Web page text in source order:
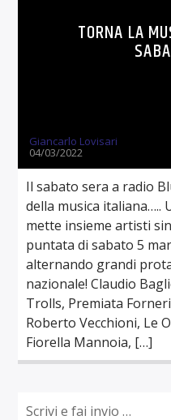
TORNA LA
Giancarlo Lovisari
04/03/2022
Il sabato sera a radio
della musica italiana…..
mette insieme artisti
puntata di sabato 5
alternando grandi
nazionale! Claudio
Trolls, Premiata
Roberto Vecchioni, Le
Fiorella Mannoia, […]